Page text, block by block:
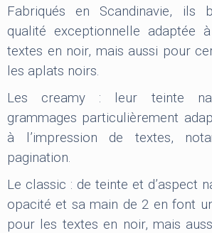
Fabriqués en Scandinavie, ils
qualité exceptionnelle adaptée
textes en noir, mais aussi pour
les aplats noirs.
Les creamy : leur teinte
grammages particulièrement
à l’impression de textes,
pagination.
Le classic : de teinte et d’aspect
opacité et sa main de 2 en font
pour les textes en noir, mais